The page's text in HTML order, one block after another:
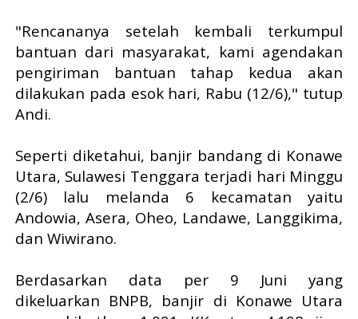
"Rencananya setelah kembali terkumpul
bantuan dari masyarakat, kami agendakan
pengiriman bantuan tahap kedua akan
dilakukan pada esok hari, Rabu (12/6)," tutup
Andi.
Seperti diketahui, banjir bandang di Konawe
Utara, Sulawesi Tenggara terjadi hari Minggu
(2/6) lalu melanda 6 kecamatan yaitu
Andowia, Asera, Oheo, Landawe, Langgikima,
dan Wiwirano.
Berdasarkan data per 9 Juni yang
dikeluarkan BNPB, banjir di Konawe Utara